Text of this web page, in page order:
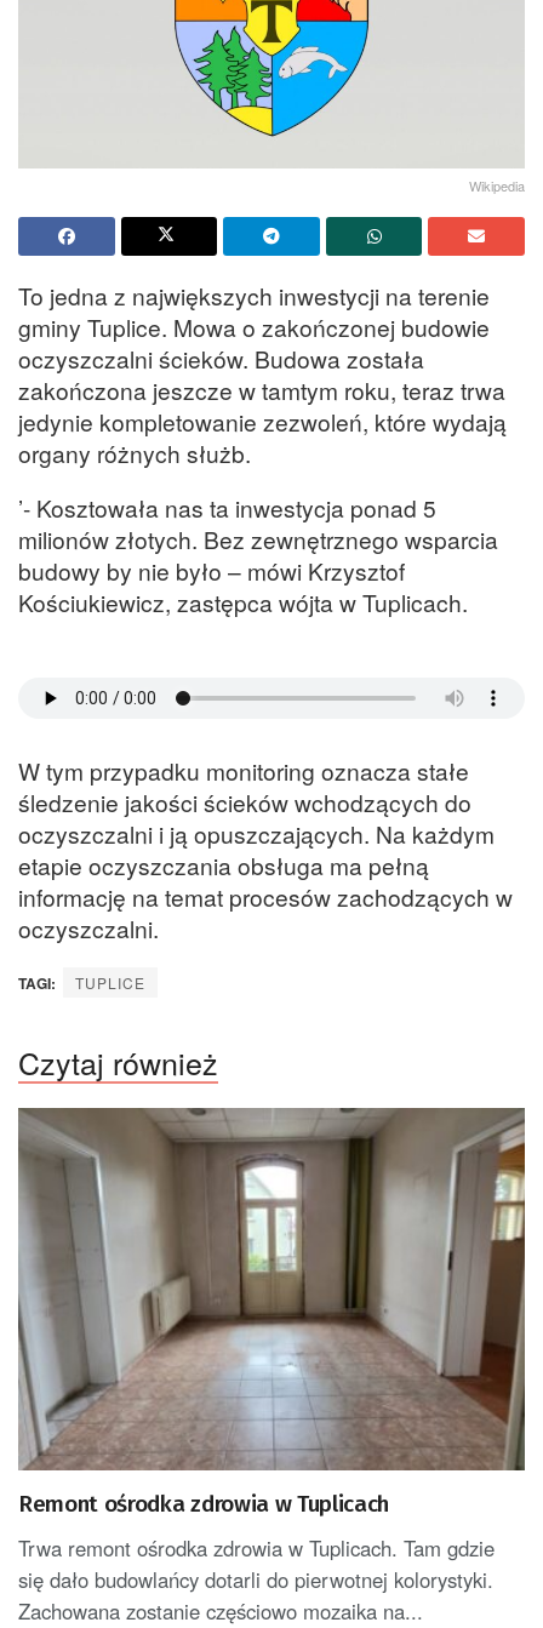
Wikipedia
To jedna z największych inwestycji na terenie
gminy Tuplice. Mowa o zakończonej budowie
oczyszczalni ścieków. Budowa została
zakończona jeszcze w tamtym roku, teraz trwa
jedynie kompletowanie zezwoleń, które wydają
organy różnych służb.
’- Kosztowała nas ta inwestycja ponad 5
milionów złotych. Bez zewnętrznego wsparcia
budowy by nie było – mówi Krzysztof
Kościukiewicz, zastępca wójta w Tuplicach.
W tym przypadku monitoring oznacza stałe
śledzenie jakości ścieków wchodzących do
oczyszczalni i ją opuszczających. Na każdym
etapie oczyszczania obsługa ma pełną
informację na temat procesów zachodzących w
oczyszczalni.
TAGI: TUPLICE
Czytaj również
Remont ośrodka zdrowia w Tuplicach
Trwa remont ośrodka zdrowia w Tuplicach. Tam gdzie
się dało budowlańcy dotarli do pierwotnej kolorystyki.
Zachowana zostanie częściowo mozaika na...